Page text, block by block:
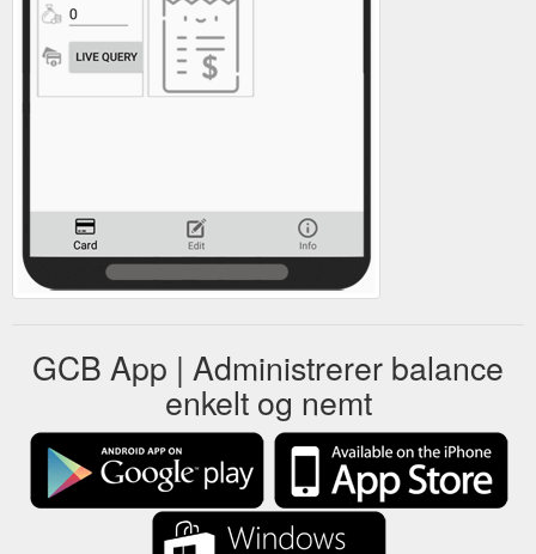
GCB App | Administrerer balance
enkelt og nemt